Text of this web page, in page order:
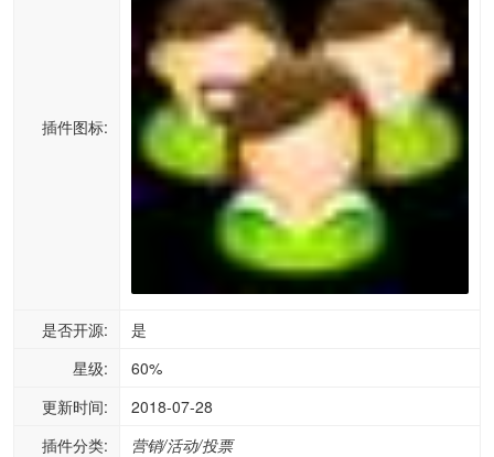
插件图标:
是否开源:
是
星级:
60%
更新时间:
2018-07-28
插件分类:
营销/活动/投票